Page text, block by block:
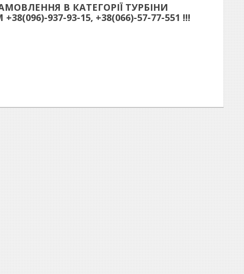
В КАТЕГОРІЇ ТУРБІНИ
937-93-15, +38(066)-57-77-551 !!!